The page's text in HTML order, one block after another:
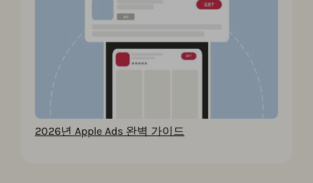
2026년 Apple Ads 완벽 가이드